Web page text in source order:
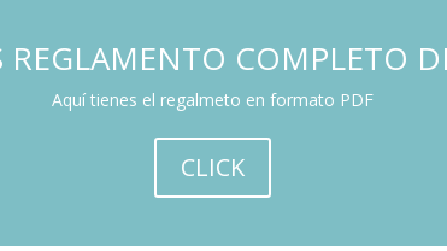
REGLAMENTO COMPLETO
Aquí tienes el regalmeto en formato PDF
CLICK